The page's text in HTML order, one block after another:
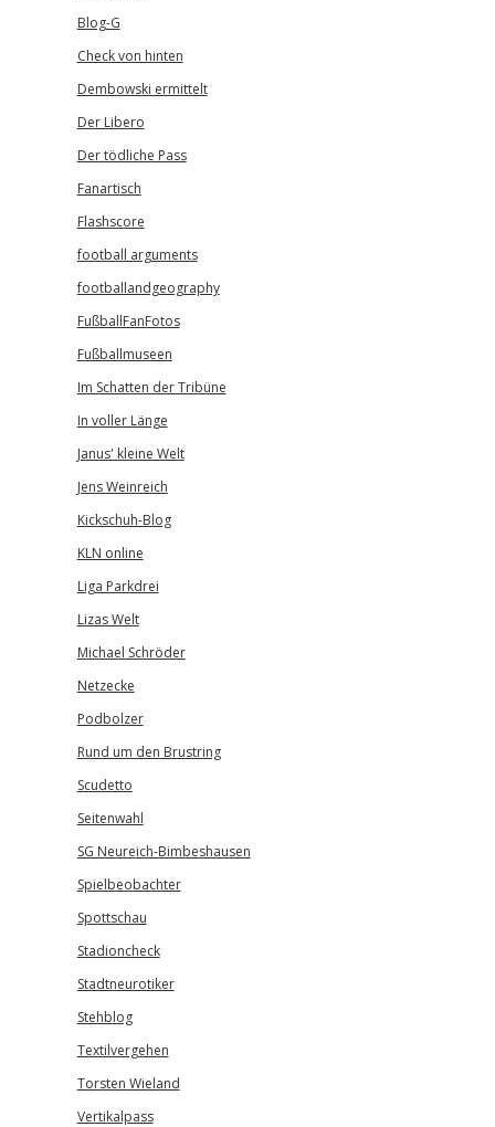
Blog-G
Check von hinten
Dembowski ermittelt
Der Libero
Der tödliche Pass
Fanartisch
Flashscore
football arguments
footballandgeography
FußballFanFotos
Fußballmuseen
Im Schatten der Tribüne
In voller Länge
Janus' kleine Welt
Jens Weinreich
Kickschuh-Blog
KLN online
Liga Parkdrei
Lizas Welt
Michael Schröder
Netzecke
Podbolzer
Rund um den Brustring
Scudetto
Seitenwahl
SG Neureich-Bimbeshausen
Spielbeobachter
Spottschau
Stadioncheck
Stadtneurotiker
Stehblog
Textilvergehen
Torsten Wieland
Vertikalpass